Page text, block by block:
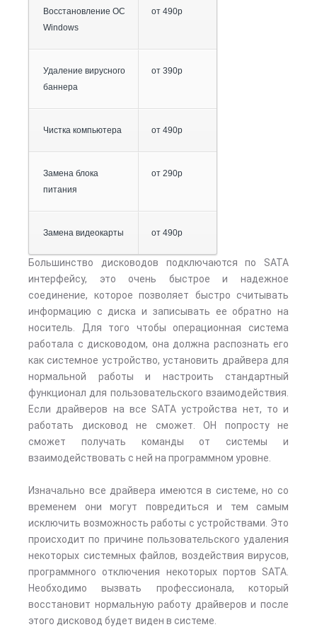
Восстановление ОС
Windows
от 490р
Удаление вирусного
баннера
от 390р
Чистка компьютера от 490р
Замена блока
питания
от 290р
Замена видеокарты от 490р
Большинство дисководов подключаются по SATA
интерфейсу, это очень быстрое и надежное
соединение, которое позволяет быстро считывать
информацию с диска и записывать ее обратно на
носитель. Для того чтобы операционная система
работала с дисководом, она должна распознать его
как системное устройство, установить драйвера для
нормальной работы и настроить стандартный
функционал для пользовательского взаимодействия.
Если драйверов на все SATA устройства нет, то и
работать дисковод не сможет. ОН попросту не
сможет получать команды от системы и
взаимодействовать с ней на программном уровне.
Изначально все драйвера имеются в системе, но со
временем они могут повредиться и тем самым
исключить возможность работы с устройствами. Это
происходит по причине пользовательского удаления
некоторых системных файлов, воздействия вирусов,
программного отключения некоторых портов SATA.
Необходимо вызвать профессионала, который
восстановит нормальную работу драйверов и после
этого дисковод будет виден в системе.